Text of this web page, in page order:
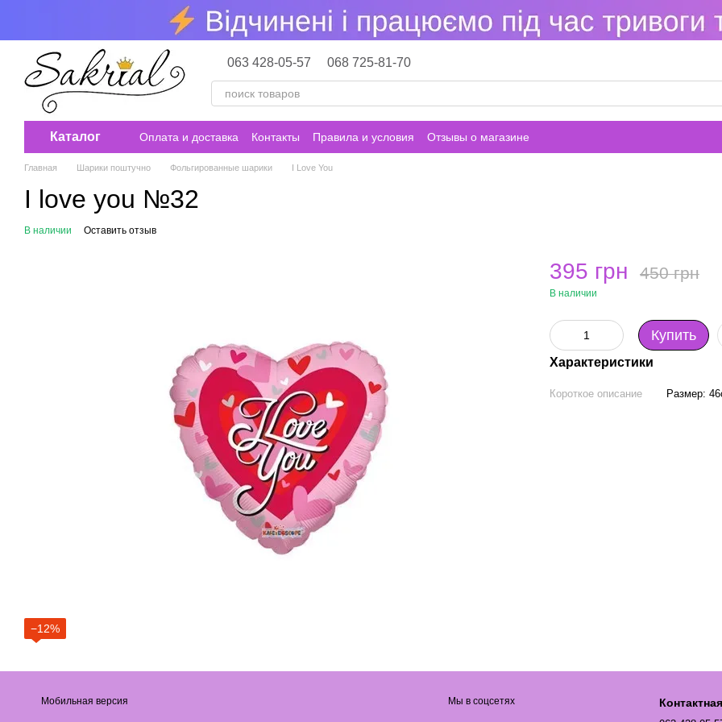
Перейти к основному контенту
063 428-05-57 068 725-81-70
Каталог Оплата и доставка Контакты Правила и условия Отзывы о магазине
Главная Шарики поштучно Фольгированные шарики I Love You
I love you №32
В наличии Оставить отзыв
−12%
395 грн 450 грн
В наличии
Купить
Характеристики
Короткое описание Размер:
Мобильная версия Мы в соцсетях